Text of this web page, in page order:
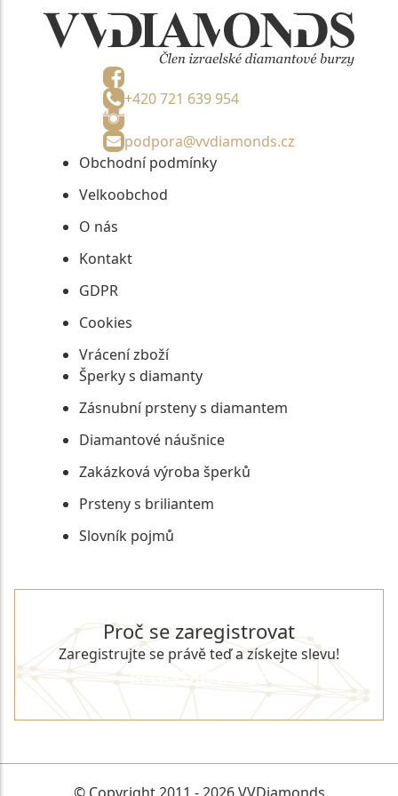
+420 721 639 954
podpora@vvdiamonds.cz
Obchodní podmínky
Velkoobchod
O nás
Kontakt
GDPR
Cookies
Vrácení zboží
Šperky s diamanty
Zásnubní prsteny s diamantem
Diamantové náušnice
Zakázková výroba šperků
Prsteny s briliantem
Slovník pojmů
Proč se zaregistrovat
Zaregistrujte se právě teď a získejte slevu!
REGISTROVAT SE